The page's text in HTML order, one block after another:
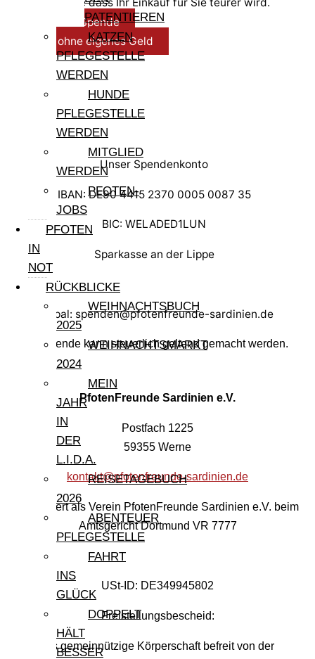
PATENTIEREN
KATZEN
PFLEGESTELLE
WERDEN
HUNDE
PFLEGESTELLE
WERDEN
MITGLIED
WERDEN
PFOTEN-
JOBS
PFOTEN
IN
NOT
RÜCKBLICKE
WEIHNACHTSBUCH
2025
WEIHNACHTSMARKT
2024
MEIN
JAHR
IN
DER
L.I.D.A.
REISETAGEBUCH
2026
ABENTEUER
PFLEGESTELLE
FAHRT
INS
GLÜCK
DOPPELT
HÄLT
BESSER
Allgemeine Spende
Helfen ohne eigenes Geld
Unser Spendenkonto
IBAN: DE90 4415 2370 0005 0087 35
BIC: WELADED1LUN
Sparkasse an der Lippe
Paypal: spenden@pfotenfreunde-sardinien.de
Ihre Spende kann steuerlich geltend gemacht werden.
PfotenFreunde Sardinien e.V.
Postfach 1225
59355 Werne
kontakt@pfotenfreunde-sardinien.de
Registriert als Verein PfotenFreunde Sardinien e.V. beim
Amtsgericht Dortmund VR 7777
USt-ID: DE349945802
Freistellungsbescheid:
Als gemeinnützige Körperschaft befreit von der